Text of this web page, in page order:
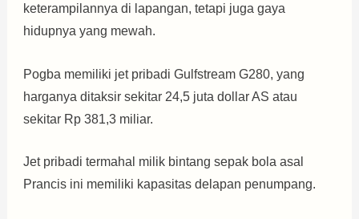
keterampilannya di lapangan, tetapi juga gaya
hidupnya yang mewah.
Pogba memiliki jet pribadi Gulfstream G280, yang
harganya ditaksir sekitar 24,5 juta dollar AS atau
sekitar Rp 381,3 miliar.
Jet pribadi termahal milik bintang sepak bola asal
Prancis ini memiliki kapasitas delapan penumpang.